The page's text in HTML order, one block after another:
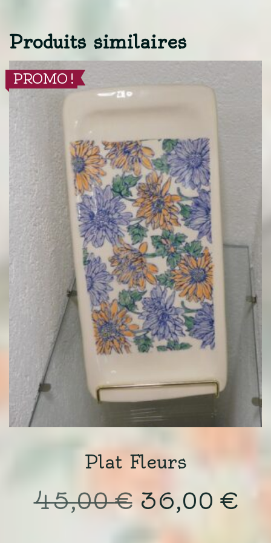
Produits similaires
PROMO !
Plat Fleurs
45,00€ Le
prix
36,00 €Le